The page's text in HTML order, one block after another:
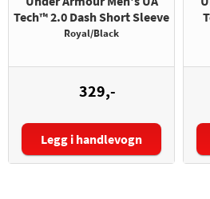
Tech™ 2.0 Dash Short Sleeve
Royal/Black
329,-
Størrelse:
Legg i handlevogn